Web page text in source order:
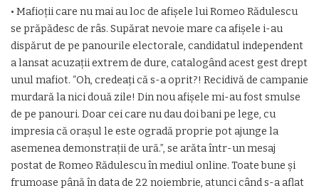
• Mafioţii care nu mai au loc de afişele lui Romeo Rădulescu
se prăpădesc de râs. Supărat nevoie mare ca afişele i-au
dispărut de pe panourile electorale, candidatul independent
a lansat acuzaţii extrem de dure, catalogând acest gest drept
unul mafiot. “Oh, credeați că s-a oprit?! Recidivă de campanie
murdară la nici două zile! Din nou afişele mi-au fost smulse
de pe panouri. Doar cei care nu dau doi bani pe lege, cu
impresia că oraşul le este ogradă proprie pot ajunge la
asemenea demonstraţii de ură.”, se arăta într-un mesaj
postat de Romeo Rădulescu în mediul online. Toate bune şi
frumoase până în data de 22 noiembrie, atunci când s-a aflat